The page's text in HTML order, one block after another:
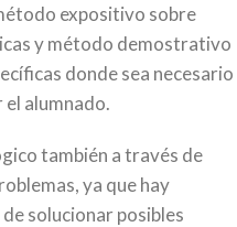
expositivo sobre
y método demostrativo
donde sea necesario
el alumnado.
también a través de
ya que hay
solucionar posibles